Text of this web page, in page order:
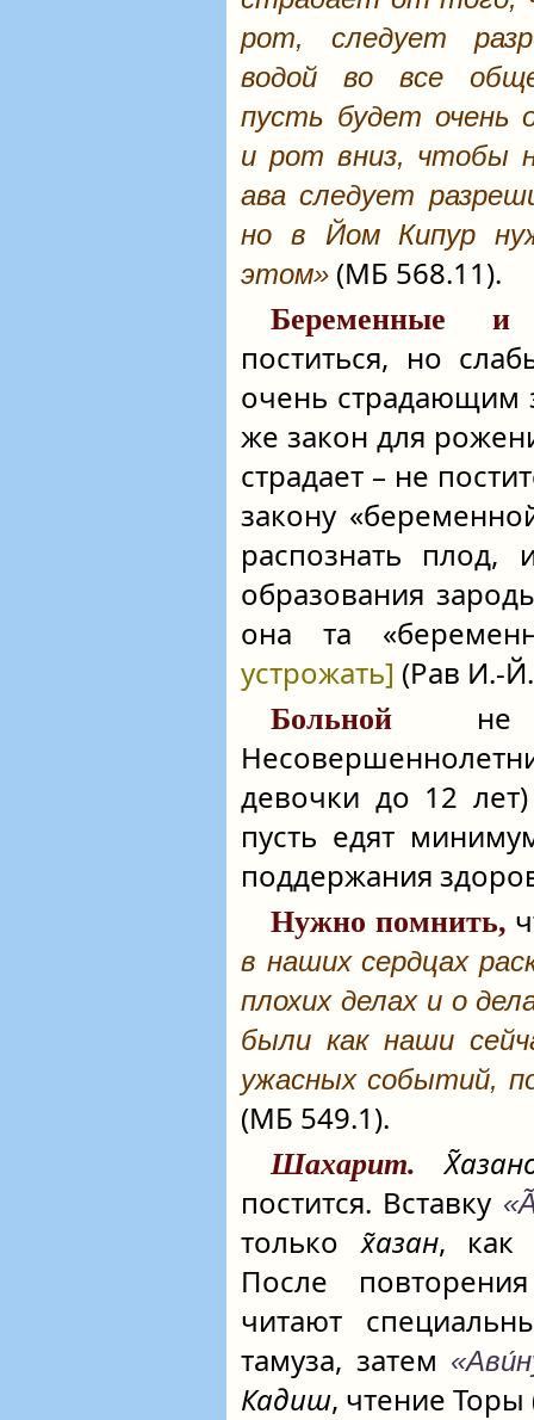
рот, следует
водой во все
пусть будет очень
и рот вниз, чтобы
ава следует
но в Йом Кипур
этом» (МБ 568.11).
Беременные и
поститься, но
очень страдающим
же закон для
страдает – не
закону
распознать
образования
она та
устрожать] (Рав И.-
Больной не
девочки до 12
пусть едят
поддержания
Нужно помнить,
в наших сердцах
плохих делах и о
были как наши
ужасных событий,
(МБ 549.1).
Шахарит.
постится. Вставку
толькох̃азан, как
После
читают
тамуза, затем
Кадиш, чтение